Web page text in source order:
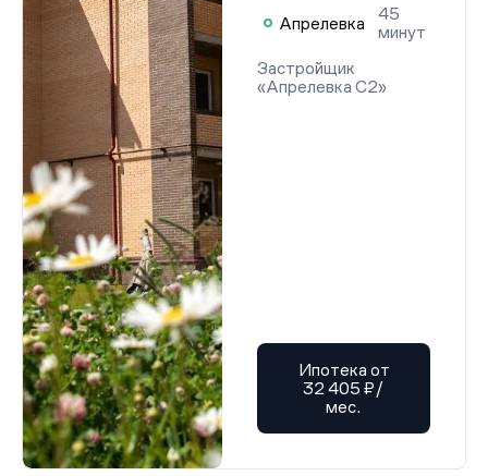
Апрелевка
45
минут
Застройщик
«Апрелевка С2»
Ипотека от
32 405 ₽/
мес.